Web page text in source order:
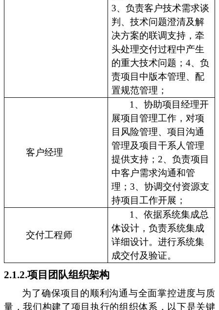
3、负责客户技术需求谈
判、技术问题澄清及解
决方案的联调支持，牵
头处理交付过程中产生
的重大技术问题；4、负
责项目中版本管理、配
置规范管理；
客户经理
1、协助项目经理开
展项目管理工作，对项
目风险管理、项目沟通
管理及项目干系人管理
提供支持；2、负责项目
中客户需求沟通和管
理；3、协调交付资源支
持项目工作开展；
交付工程师
1、依据系统集成总
体设计，负责系统集成
详细设计。进行系统集
成交付及验证。
2.1.2.项目团队组织架构
为了确保项目的顺利沟通与全面掌控进度与质
量，我们构建了项目执行的组织体系，以下是关键